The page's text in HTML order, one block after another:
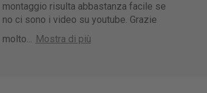
montaggio risulta abbastanza facile se
no ci sono i video su youtube. Grazie
molto... Mostra di più